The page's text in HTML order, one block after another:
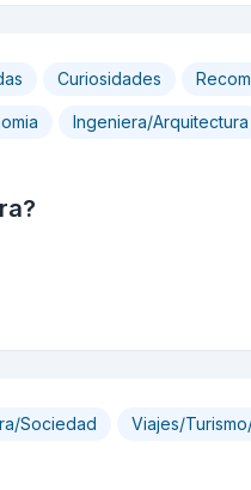
Curiosidades
Ingeniera/Arquitectura
Sociedad Viajes/